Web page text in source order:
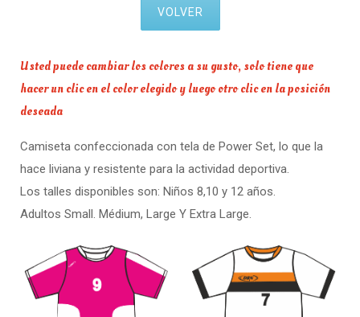
VOLVER
Usted puede cambiar los colores a su gusto, solo tiene que
hacer un clic en el color elegido y luego otro clic en la posición
deseada
Camiseta confeccionada con tela de Power Set, lo que la
hace liviana y resistente para la actividad deportiva.
Los talles disponibles son: Niños 8,10 y 12 años.
Adultos Small. Médium, Large Y Extra Large.